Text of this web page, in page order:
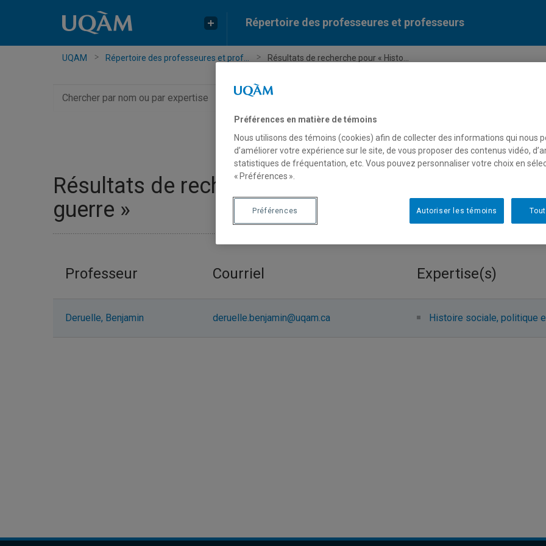
Répertoire des professeures et professeurs
UQAM Répertoire des professeures et prof... Résultats de recherche pour « Histo...
par
Résultats de recherche pour « Histoire sociale,
guerre »
Professeur Courriel Expertise(s)
Deruelle, Benjamin deruelle.benjamin@uqam.ca Histoire sociale, politique
Préférences en matière de témoins
Nous utilisons des témoins (cookies) afin de collecter des informations qui nous
d’améliorer votre expérience sur le site, de vous proposer des contenus vidéo,
statistiques de fréquentation, etc. Vous pouvez personnaliser votre choix en
« Préférences ».
Autoriser les témoins
Préférences